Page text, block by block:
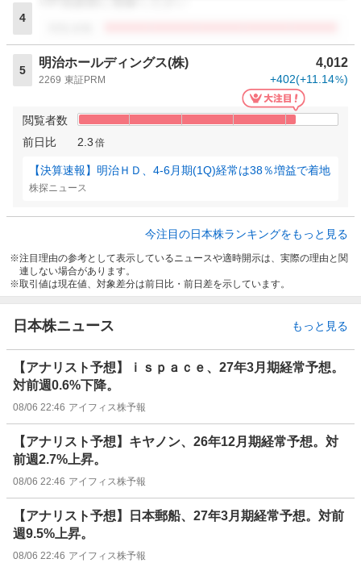
4
5
明治ホールディングス(株) 4,012
2269 東証PRM +402(+11.14%)
閲覧者数
前日比
2.3 倍
【決算速報】明治ＨＤ、4-6月期(1Q)経常は38％増益で着地
株探ニュース
今注目の日本株ランキングをもっと見る
注目理由の参考として表示しているニュースや適時開示は、実際の理由と関
連しない場合があります。
取引値は現在値、対象差分は前日比・前日差を示しています。
日本株ニュース もっと見る
【アナリスト予想】ｉｓｐａｃｅ、27年3月期経常予想。
対前週0.6%下降。
08/06 22:46 アイフィス株予報
【アナリスト予想】キヤノン、26年12月期経常予想。対
前週2.7%上昇。
08/06 22:46 アイフィス株予報
【アナリスト予想】日本郵船、27年3月期経常予想。対前
週9.5%上昇。
08/06 22:46 アイフィス株予報